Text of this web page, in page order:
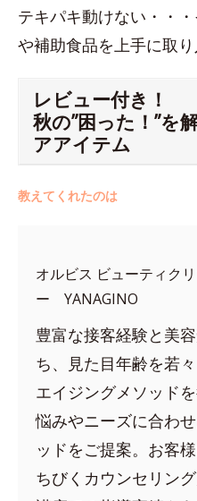
テキパキ動けない・・
や補助食品を上手に取り
レビュー付き！
秋の”困った！”を
アアイテム
教えてくれたのは
オルビス ビューティク
ー YANAGINO
豊富な接客経験と美
ち、見た目年齢を若
エイジングメソッド
悩みやニーズに合わ
ッドをご提案。お客
ちびくカウンセリン